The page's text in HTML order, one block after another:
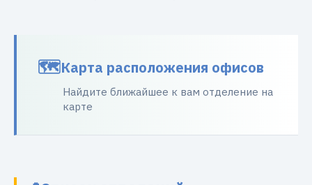
Карта расположения офисов
Найдите ближайшее к вам отделение на
карте